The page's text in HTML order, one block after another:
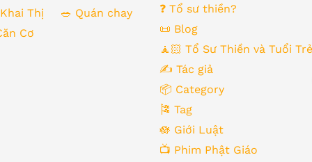
Thị
Cơ
🥗 Quán chay
❓ Tổ sư thiền?
📜 Blog
🧘🏻 Tổ Sư Thiền và Tuổi Trẻ
✍️ Tác giả
📦 Category
🎏 Tag
🪷 Giới Luật
📺 Phim Phật Giáo